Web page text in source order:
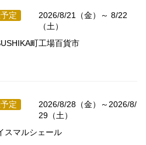
定
2026/8/21（金）～ 8/22
（土）
町工場百貨市
定
2026/8/28（金）～2026/8/
29（土）
スマルシェール